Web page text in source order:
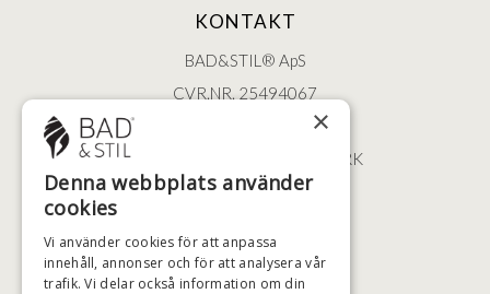
KONTAKT
BAD&STIL® ApS
CVR.NR. 25494067
ØSTERBROGADE 202
2100 KØBENHAVN • DANMARK
+46 (0)79 008 12 60
×
Denna webbplats använder
cookies
Vi använder cookies för att anpassa
innehåll, annonser och för att analysera vår
trafik. Vi delar också information om din